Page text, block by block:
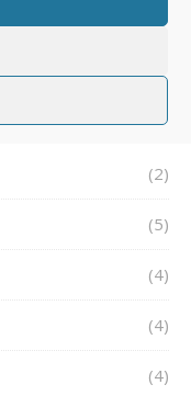
(2)
(5)
(4)
(4)
(4)